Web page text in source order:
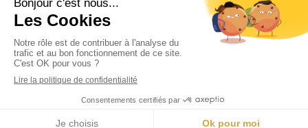
Mentions légales
Politique de confidentialité
CGU
Création et référencement du site par